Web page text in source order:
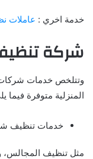
خدمة اخري : عاملات
شركة
وتتلخص خدمات شركات
المنزلية متوفرة فيما
خدمات تنظيف
مثل تنظيف المجالس،